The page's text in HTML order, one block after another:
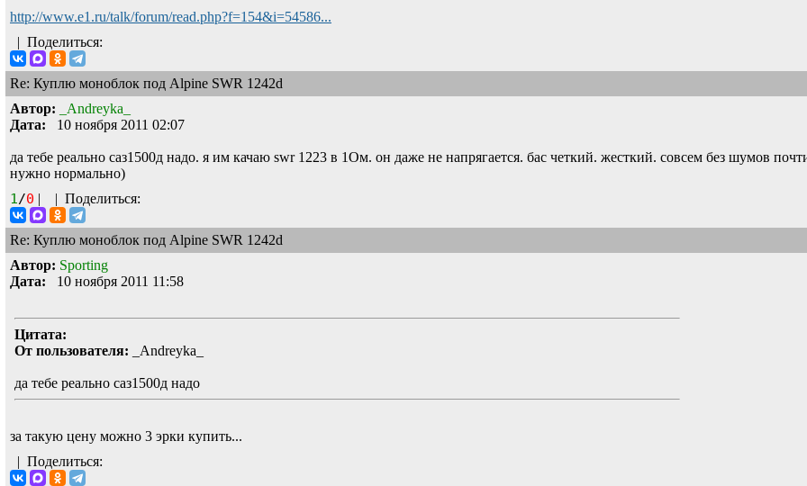
http://www.e1.ru/talk/forum/read.php?f=154&i=54586...
| Поделиться:
Re: Куплю моноблок под Alpine SWR 1242d
Автор:
_Andreyka_
Дата: 10 ноября 2011 02:07
да тебе реально саз1500д надо. я им качаю swr 1223 в 1Ом. он даже не напрягается. бас четкий. жесткий. совсем без шумов
нужно нормально)
1/0 | | Поделиться:
Re: Куплю моноблок под Alpine SWR 1242d
Автор: Sporting
Дата: 10 ноября 2011 11:58
Цитата:
От пользователя: _Andreyka_
да тебе реально саз1500д надо
за такую цену можно 3 эрки купить...
| Поделиться: